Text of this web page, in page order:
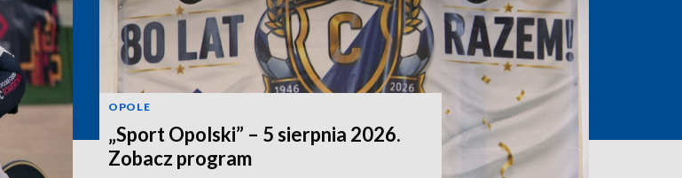
OPOLE
„Sport Opolski” – 5 sierpnia 2026.
Zobacz program